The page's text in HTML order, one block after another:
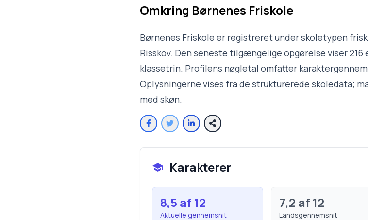
Omkring Børnenes Friskole
Børnenes Friskole er registreret under skoletypen
Risskov. Den seneste tilgængelige opgørelse viser 216
klassetrin. Profilens nøgletal omfatter
Oplysningerne vises fra de strukturerede skoledata;
med skøn.
Karakterer
8,5 af 12
Aktuelle gennemsnit
7,2 af 12
Landsgennemsnit